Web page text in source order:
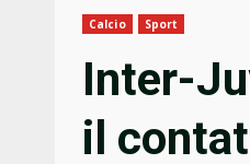
Calcio Sport
Inter-
il